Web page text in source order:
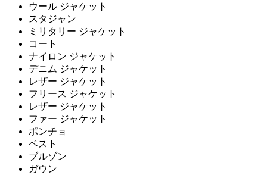
ウール ジャケット
スタジャン
ミリタリー ジャケット
コート
ナイロン ジャケット
デニム ジャケット
レザー ジャケット
フリース ジャケット
レザー ジャケット
ファー ジャケット
ポンチョ
ベスト
ブルゾン
ガウン